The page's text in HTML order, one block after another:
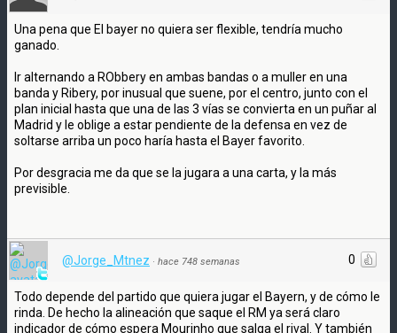
Una pena que El bayer no quiera ser flexible, tendría mucho
ganado.
Ir alternando a RObbery en ambas bandas o a muller en una
banda y Ribery, por inusual que suene, por el centro, junto con el
plan inicial hasta que una de las 3 vías se convierta en un puñar al
Madrid y le oblige a estar pendiente de la defensa en vez de
soltarse arriba un poco haría hasta el Bayer favorito.
Por desgracia me da que se la jugara a una carta, y la más
previsible.
0
@Jorge_Mtnez · hace 748 semanas
Todo depende del partido que quiera jugar el Bayern, y de cómo le
rinda. De hecho la alineación que saque el RM ya será claro
indicador de cómo espera Mourinho que salga el rival. Y también